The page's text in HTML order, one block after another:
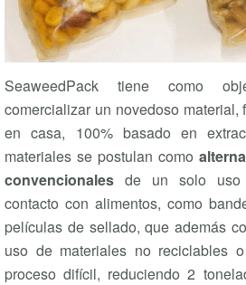
SeaweedPack tiene como
comercializar un novedoso material,
en casa, 100% basado en
materiales se postulan como
convencionales de un solo uso
contacto con alimentos, como
películas de sellado, que además
uso de materiales no reciclables
proceso difícil, reduciendo 2